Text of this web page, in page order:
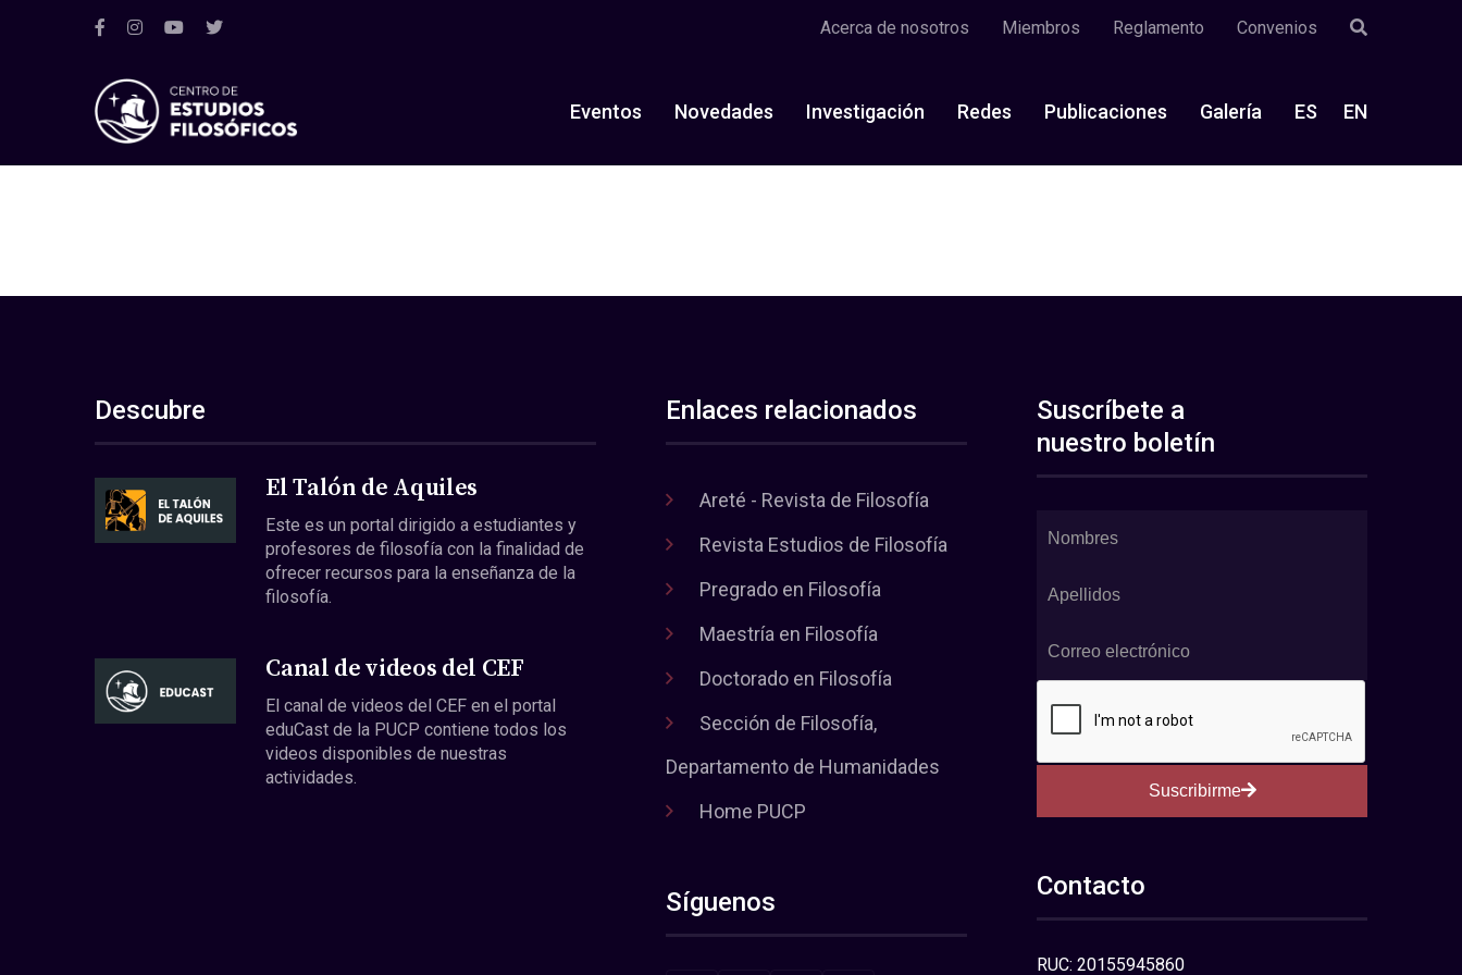
Acerca de nosotros Miembros Reglamento Convenios
Eventos Novedades Investigación Redes Publicaciones Galería ES EN
Descubre
El Talón de Aquiles
Este es un portal dirigido a estudiantes y
profesores de filosofía con la finalidad de
ofrecer recursos para la enseñanza de la
filosofía.
Canal de videos del CEF
El canal de videos del CEF en el portal
eduCast de la PUCP contiene todos los
videos disponibles de nuestras
actividades.
Enlaces relacionados
Areté - Revista de Filosofía
Revista Estudios de Filosofía
Pregrado en Filosofía
Maestría en Filosofía
Doctorado en Filosofía
Sección de Filosofía,
Departamento de Humanidades
Home PUCP
Síguenos
Suscríbete a
nuestro boletín
Suscribirme
Contacto
RUC: 20155945860